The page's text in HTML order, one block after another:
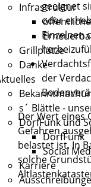
Infrastruktur
Grillplätze
Danke
s´ Blättle -
DorfFunk und
DorfFunk
Social
Karriere
geeignet
oder
Einzelnen
der
Der Wert eines
Gefahren ausge
belastet ist. In
solche
Altlastenka